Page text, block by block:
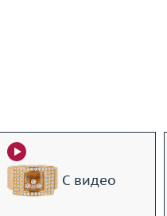
С видео